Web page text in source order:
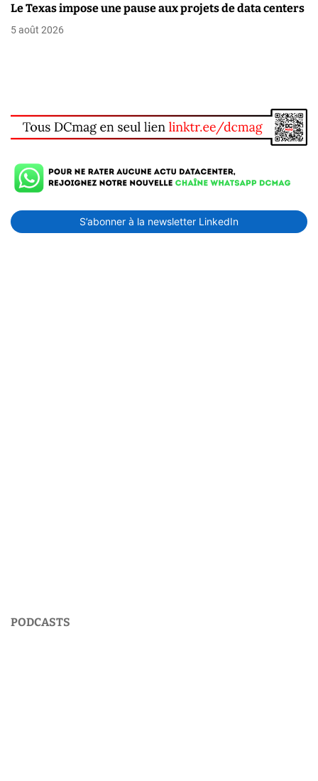
Le Texas impose une pause aux projets de data centers
5 août 2026
S’abonner à la newsletter LinkedIn
PODCASTS